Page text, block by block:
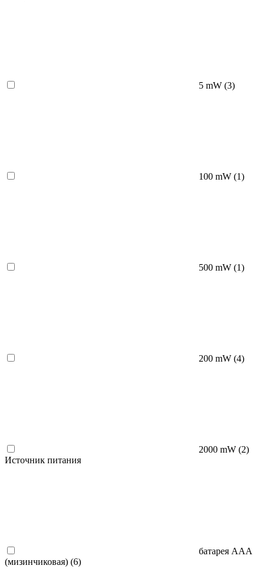
5 mW (3)
100 mW (1)
500 mW (1)
200 mW (4)
2000 mW (2)
Источник питания
батарея AAA
(мизинчиковая) (6)